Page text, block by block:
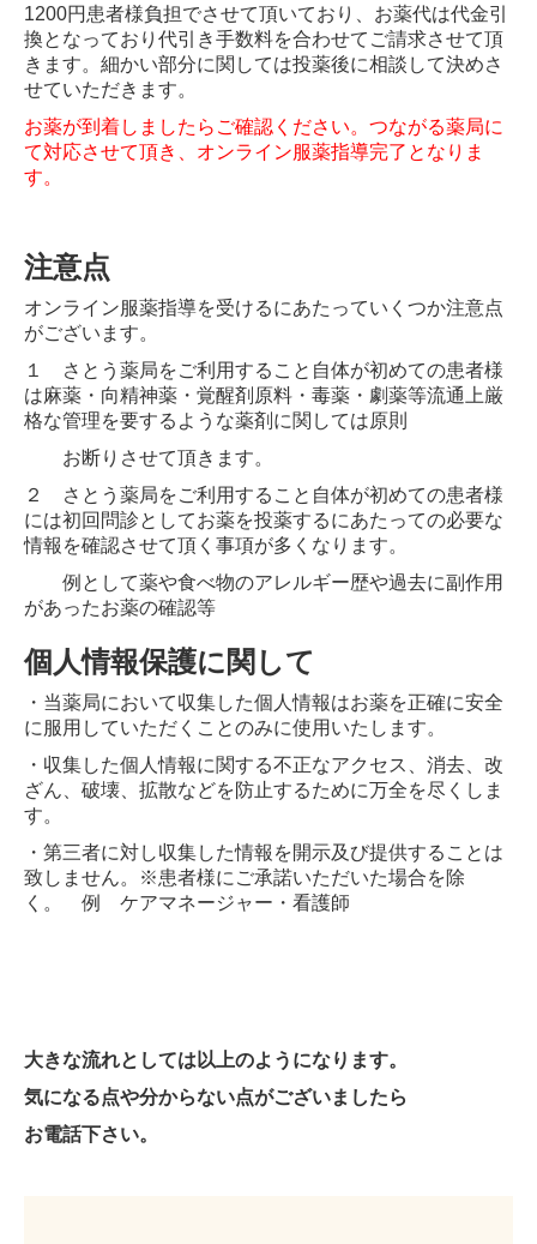
1200円患者様負担でさせて頂いており、お薬代は代金引
換となっており代引き手数料を合わせてご請求させて頂
きます。細かい部分に関しては投薬後に相談して決めさ
せていただきます。
お薬が到着しましたらご確認ください。つながる薬局に
て対応させて頂き、オンライン服薬指導完了となりま
す。
注意点
オンライン服薬指導を受けるにあたっていくつか注意点
がございます。
１ さとう薬局をご利用すること自体が初めての患者様
は麻薬・向精神薬・覚醒剤原料・毒薬・劇薬等流通上厳
格な管理を要するような薬剤に関しては原則
お断り させて頂きます。
２ さとう薬局をご利用すること自体が初めての患者様
には初回問診としてお薬を投薬するにあたっての必要な
情報を確認させて頂く事項が多くなります。
例として薬や食べ物のアレルギー歴や過去に副作用
があったお薬の確認等
個人情報保護に関して
・当薬局において収集した個人情報はお薬を正確に安全
に服用していただくことのみに使用いたします。
・収集した個人情報に関する不正なアクセス、消去、改
ざん、破壊、拡散などを防止するために万全を尽くしま
す。
・第三者に対し収集した情報を開示及び提供することは
致しません。※患者様にご承諾いただいた場合を除
く。 例 ケアマネージャー・看護師
大きな流れとしては以上のようになります。
気になる点や分からない点がございましたら
お電話下さい。